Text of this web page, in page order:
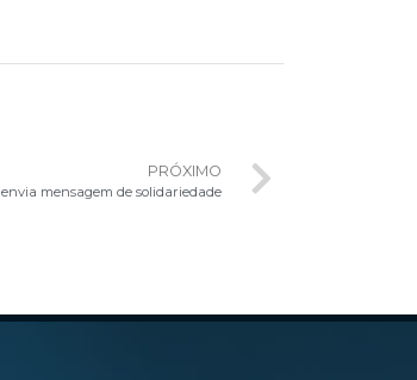
PRÓXIMO
mensagem de solidariedade